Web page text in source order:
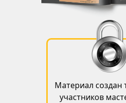
Материал создан
участников